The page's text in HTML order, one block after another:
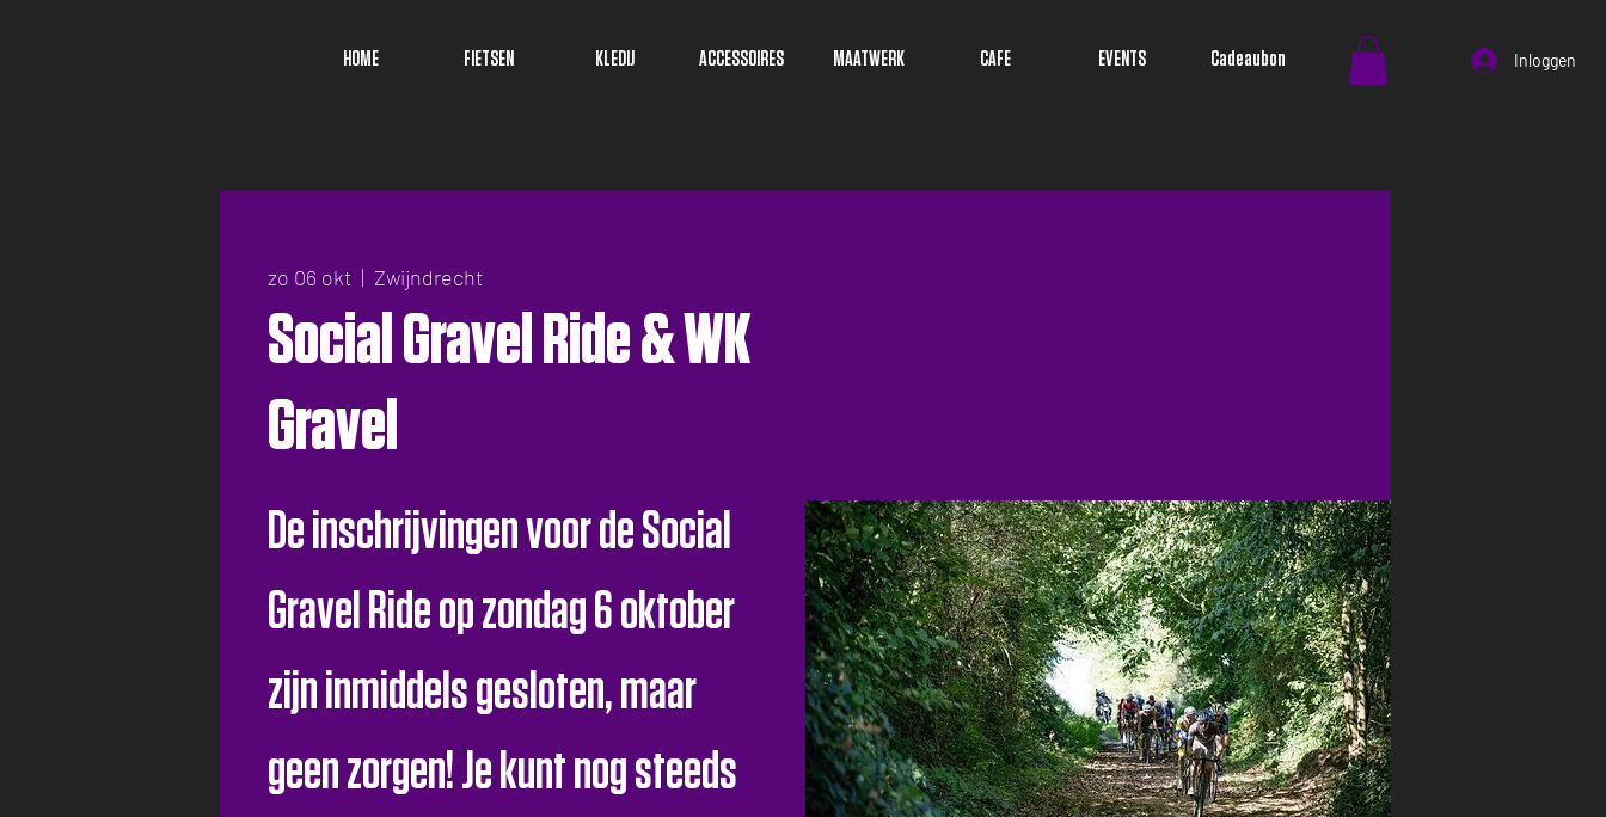
HOME FIETSEN KLEDIJ ACCESSOIRES MAATWERK CAFE EVENTS Cadeaubon Inloggen
zo 06 okt
  |
Zwijndrecht
Social Gravel Ride & WK
Gravel
De inschrijvingen voor de Social
Gravel Ride op zondag 6 oktober
zijn inmiddels gesloten, maar
geen zorgen! Je kunt nog steeds